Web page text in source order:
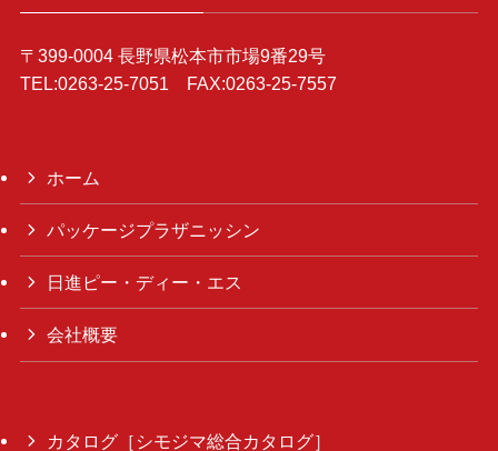
〒399-0004 長野県松本市市場9番29号
TEL:0263-25-7051 FAX:0263-25-7557
ホーム
パッケージプラザニッシン
日進ピー・ディー・エス
会社概要
カタログ［シモジマ総合カタログ］